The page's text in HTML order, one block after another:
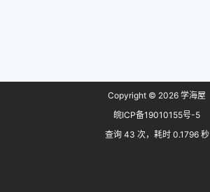
Copyright © 2026 学海屋
皖ICP备19010155号-5
查询 43 次，耗时 0.1796 秒